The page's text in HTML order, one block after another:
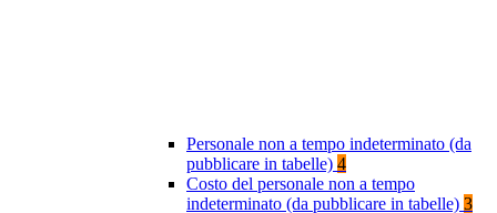
Personale non a tempo indeterminato (da
pubblicare in tabelle) 4
Costo del personale non a tempo
indeterminato (da pubblicare in tabelle) 3